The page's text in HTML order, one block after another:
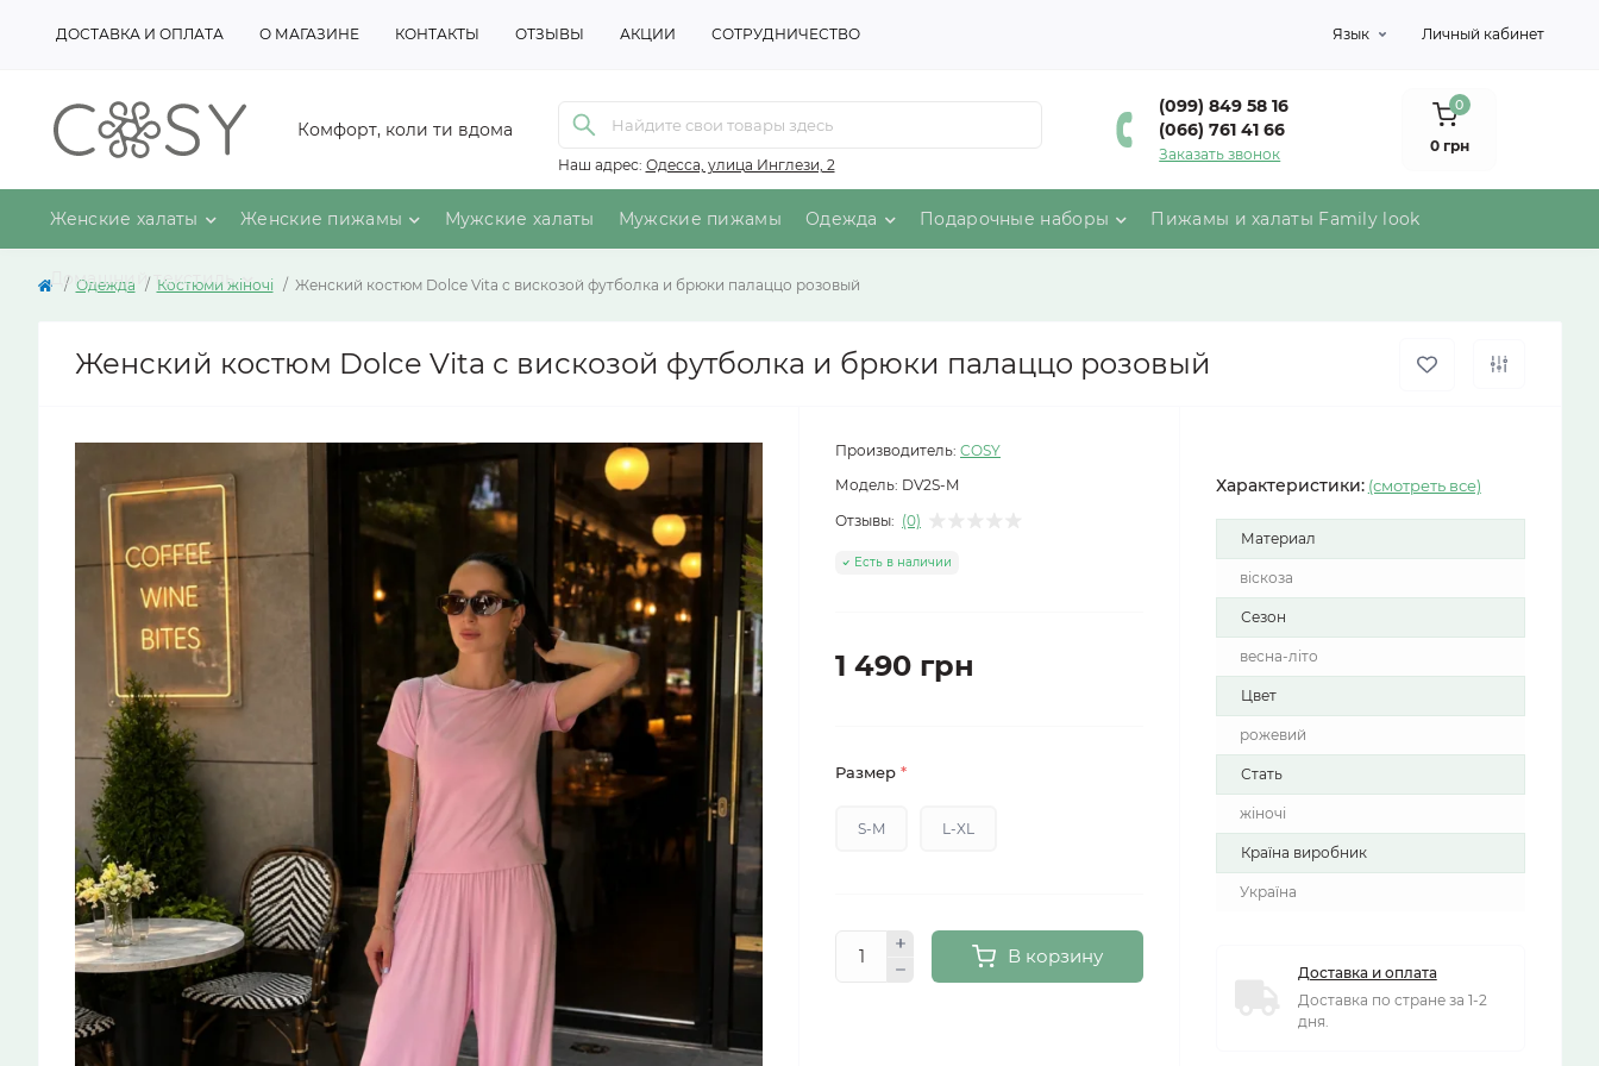
ДОСТАВКА И ОПЛАТА О МАГАЗИНЕ КОНТАКТЫ ОТЗЫВЫ АКЦИИ СОТРУДНИЧЕСТВО Язык Личный кабинет
Комфорт, коли ти вдома
Наш адрес: Одесса, улица Инглези, 2
(099) 849 58 16
(066) 761 41 66
Заказать звонок
0
0 грн
Женские халаты Женские пижамы Мужские халаты Мужские пижамы Одежда Подарочные наборы Пижамы и халаты Family look
Домашний текстиль
Одежда Костюми жіночі Женский костюм Dolce Vita с вискозой футболка и брюки палаццо розовый
Женский костюм Dolce Vita с вискозой футболка и брюки палаццо розовый
Производитель: COSY
Модель: DV2S-M
Отзывы: (0)
Есть в наличии
1 490 грн
Размер *
S-M L-XL
В корзину
Характеристики: (смотреть все)
Материал
віскоза
Сезон
весна-літо
Цвет
рожевий
Стать
жіночі
Країна виробник
Україна
Доставка и оплата
Доставка по стране за 1-2
дня.